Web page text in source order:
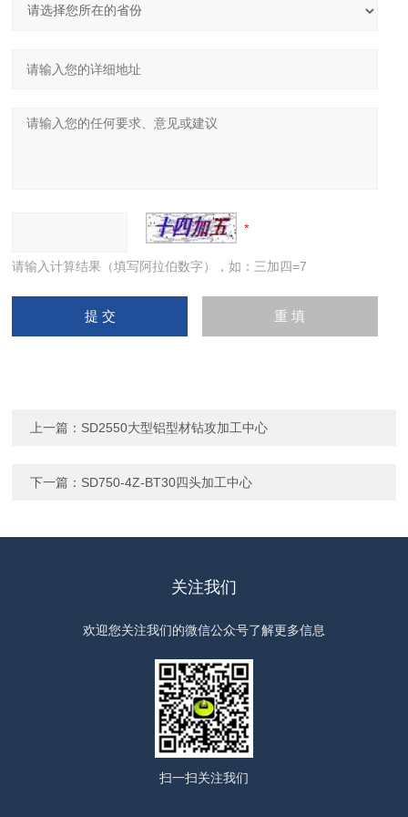
请输入计算结果（填写阿拉伯数字），如：三加四=7
上一篇： SD2550大型铝型材钻攻加工中心
下一篇： SD750-4Z-BT30四头加工中心
关注我们
欢迎您关注我们的微信公众号了解更多信息
扫一扫关注我们